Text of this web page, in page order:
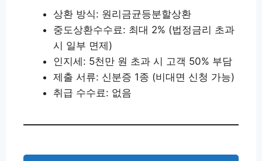
상환 방식: 원리금균등분할상환
중도상환수수료: 최대 2% (법정금리 초과
시 일부 면제)
인지세: 5천만 원 초과 시 고객 50% 부담
제출 서류: 신분증 1종 (비대면 신청 가능)
취급 수수료: 없음